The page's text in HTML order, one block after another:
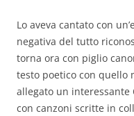
Lo aveva cantato con
negativa del tutto
torna ora con piglio
testo poetico con quello
allegato un interessante
con canzoni scritte in